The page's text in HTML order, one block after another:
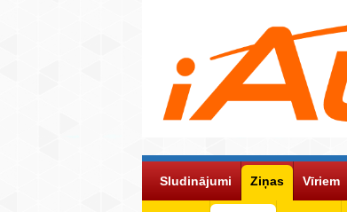
Sludinājumi Ziņas Vīriem